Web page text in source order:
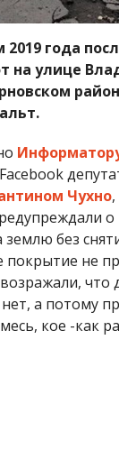
года
на улице
Чухно,
о
без
покрытие не
что
а потому
кое -как